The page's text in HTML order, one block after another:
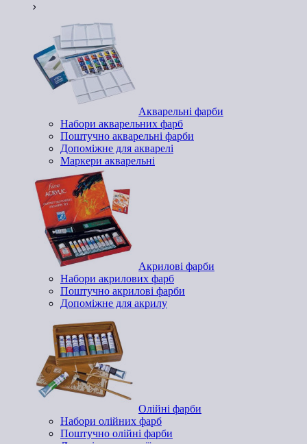
Акварельні фарби
Набори акварельних фарб
Поштучно акварельні фарби
Допоміжне для акварелі
Маркери акварельні
Акрилові фарби
Набори акрилових фарб
Поштучно акрилові фарби
Допоміжне для акрилу
Олійні фарби
Набори олійних фарб
Поштучно олійні фарби